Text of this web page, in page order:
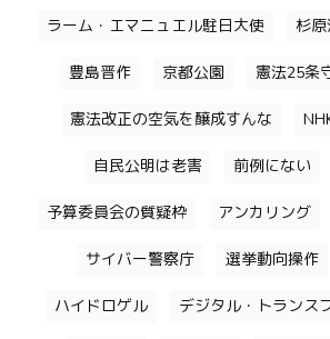
ラーム・エマニュエル駐日大使 杉原
豊島晋作 京都公園 憲法25条
憲法改正の空気を醸成すんな
自民公明は老害 前例にない
予算委員会の質疑枠 アンカリング
サイバー警察庁 選挙動向操作
ハイドロゲル デジタル・トランス